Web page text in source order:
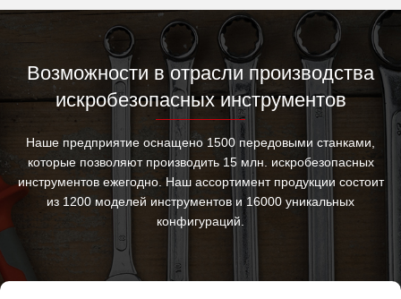
Возможности в отрасли производства
искробезопасных инструментов
Наше предприятие оснащено 1500 передовыми станками,
которые позволяют производить 15 млн. искробезопасных
инструментов ежегодно. Наш ассортимент продукции состоит
из 1200 моделей инструментов и 16000 уникальных
конфигураций.